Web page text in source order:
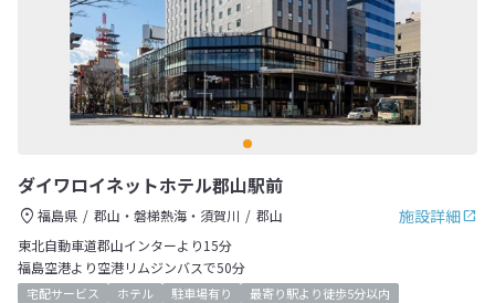
ダイワロイネットホテル郡山駅前
施設詳細
福島県 郡山・磐梯熱海・須賀川
郡山
東北自動車道郡山インターより15分
福島空港より空港リムジンバスで50分
宅配サービス ホテル 駐車場有り
最寄り駅より徒歩5分以内